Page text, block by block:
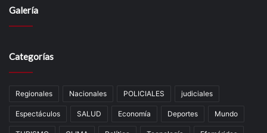
Galería
Categorías
Regionales Nacionales POLICIALES judiciales
Espectáculos SALUD Economía Deportes Mundo